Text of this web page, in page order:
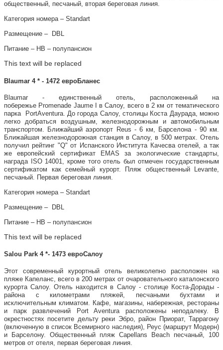
общественный, песчаный, вторая береговая линия.
Категория номера – Standart
Размещение – DBL
Питание – НВ – полупансион
This text will be replaced
Blaumar 4 * - 1472 евроБланес
Blaumar - единственный отель, расположенный на
побережье Promenade Jaume I в Салоу, всего в 2 км от тематического
парка PortAventura. До города Салоу, столицы Коста Даурада, можно
легко добраться воздушным, железнодорожным и автомобильным
транспортом. Ближайший аэропорт Reus - 6 км, Барселона - 90 км.
Ближайшая железнодорожная станция в Салоу, в 500 метрах. Отель
получил рейтинг "Q" от Испанского Института Качесва отелей, а так
же европейский сертификат EMAS за экологические стандарты,
награда ISO 14001, кроме того отель был отмечен государственным
сертификатом как семейный курорт. Пляж общественный Levante,
песчаный. Первая береговая линия.
Категория номера – Standart
Размещение – DBL
Питание – НВ – полупансион
This text will be replaced
Salou Park 4 *- 1473 евроСалоу
Этот современный курортный отель великолепно расположен на
пляже Капеланс, всего в 200 метрах от очаровательного каталонского
курорта Салоу. Отель находится в Салоу - столице Коста-Дорады -
района с километрами пляжей, песчаными бухтами и
исключительным климатом. Кафе, магазины, набережная, рестораны
и парк развлечений Port Aventura расположены неподалеку. В
окрестностях посетите дельту реки Эбро, район Приорат, Таррагону
(включенную в список Всемирного наследия), Реус (маршрут Модерн)
и Барселону. Общественный пляж Capellans Beach песчаный, 100
метров от отеля, первая береговая линия.